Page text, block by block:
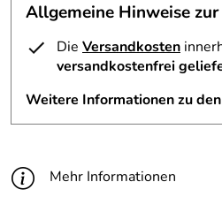
Allgemeine Hinweise
Die Versandkosten
versandkostenfrei
Weitere Informationen zu
Mehr Informationen